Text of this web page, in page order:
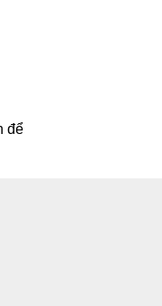
để